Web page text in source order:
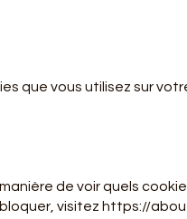
que vous utilisez sur
de voir quels
visitez https://